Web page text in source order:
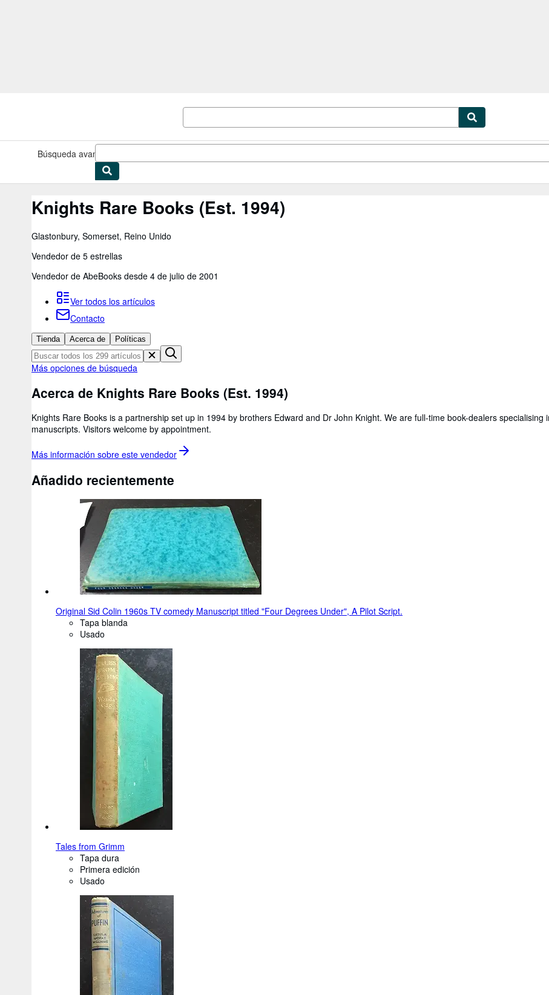
Búsqueda avanzada
Knights Rare Books (Est. 1994)
Glastonbury, Somerset, Reino Unido
Vendedor de 5 estrellas
Vendedor de AbeBooks desde 4 de julio de 2001
Ver todos los artículos
Contacto
Tienda Acerca de Políticas
Más opciones de búsqueda
Acerca de Knights Rare Books (Est. 1994)
Knights Rare Books is a partnership set up in 1994 by brothers Edward and Dr John Knight. We are full-time book-dealers
manuscripts. Visitors welcome by appointment.
Más información sobre este vendedor
Añadido recientemente
Original Sid Colin 1960s TV comedy Manuscript titled "Four Degrees Under", A Pilot Script.
Tapa blanda
Usado
Tales from Grimm
Tapa dura
Primera edición
Usado